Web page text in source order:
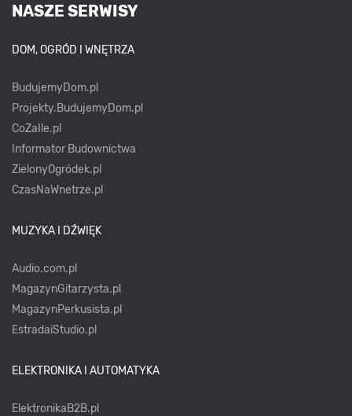
NASZE SERWISY
DOM, OGRÓD I WNĘTRZA
BudujemyDom.pl
Projekty.BudujemyDom.pl
CoZaIle.pl
Informator Budownictwa
ZielonyOgródek.pl
CzasNaWnetrze.pl
MUZYKA I DŹWIĘK
Audio.com.pl
MagazynGitarzysta.pl
MagazynPerkusista.pl
EstradaiStudio.pl
ELEKTRONIKA I AUTOMATYKA
ElektronikaB2B.pl